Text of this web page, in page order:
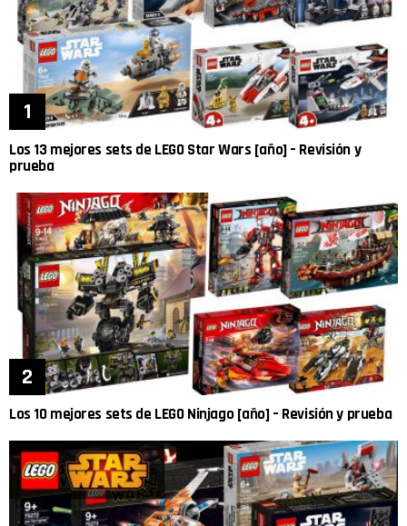
Los 13 mejores sets de LEGO Star Wars [año] – Revisión y
prueba
Los 10 mejores sets de LEGO Ninjago [año] – Revisión y prueba